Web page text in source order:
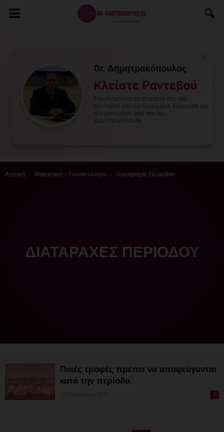
Αρχική Μαιευτική – Γυναικολογία Διαταραχές Περιόδου
ΔΙΑΤΑΡΑΧΈΣ ΠΕΡΙΌΔΟΥ
Ποιές τροφές πρέπει να αποφεύγονται
κατά την περίοδο.
0